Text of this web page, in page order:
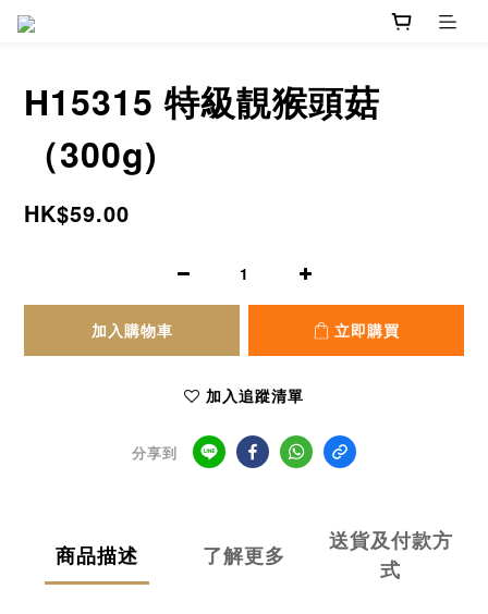
H15315 特級靚猴頭菇
（300g)
HK$59.00
加入購物車 立即購買
加入追蹤清單
分享到
商品描述 了解更多
送貨及付款方
式